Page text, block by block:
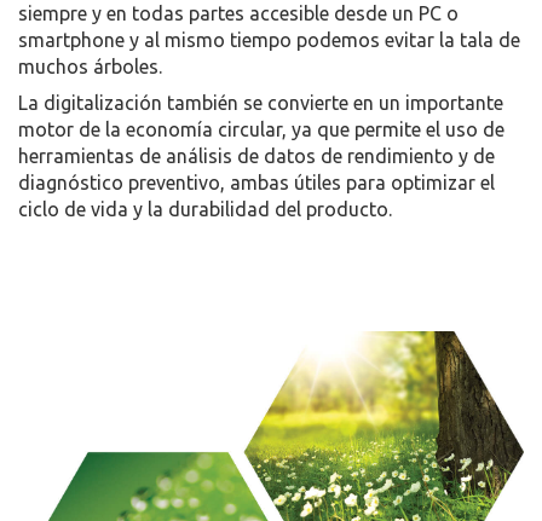
siempre y en todas partes accesible desde un PC o
smartphone y al mismo tiempo podemos evitar la tala de
muchos árboles.
La digitalización también se convierte en un importante
motor de la economía circular, ya que permite el uso de
herramientas de análisis de datos de rendimiento y de
diagnóstico preventivo, ambas útiles para optimizar el
ciclo de vida y la durabilidad del producto.